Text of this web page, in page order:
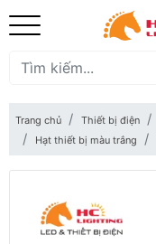
Trang chủ Thiết bị điện
Hạt thiết bị màu trắng